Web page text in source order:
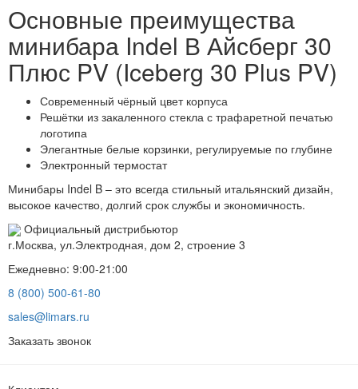
Основные преимущества
минибара Indel В Айсберг 30
Плюс PV (Iceberg 30 Plus PV)
Современный чёрный цвет корпуса
Решётки из закаленного стекла с трафаретной печатью
логотипа
Элегантные белые корзинки, регулируемые по глубине
Электронный термостат
Минибары Indel B – это всегда стильный итальянский дизайн,
высокое качество, долгий срок службы и экономичность.
Официальный дистрибьютор
г.Москва, ул.Электродная, дом 2, строение 3
Ежедневно: 9:00-21:00
8 (800) 500-61-80
sales@limars.ru
Заказать звонок